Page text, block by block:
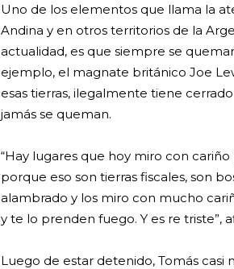
Uno de los elementos que llama la
Andina y en otros territorios de la
actualidad, es que siempre se
ejemplo, el magnate británico Joe
esas tierras, ilegalmente tiene
jamás se queman.
“Hay lugares que hoy miro con
porque eso son tierras fiscales, son
alambrado y los miro con mucho
y te lo prenden fuego. Y es re triste”,
Luego de estar detenido, Tomás casi